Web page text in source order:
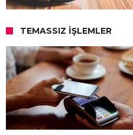
TEMASSIZ İŞLEMLER